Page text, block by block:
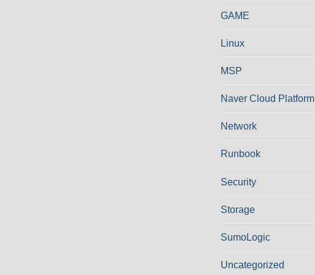
GAME
Linux
MSP
Naver Cloud Platform
Network
Runbook
Security
Storage
SumoLogic
Uncategorized